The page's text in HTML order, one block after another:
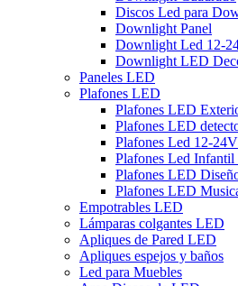
Discos Led para
Downlight Panel
Downlight Led 12-
Downlight LED
Paneles LED
Plafones LED
Plafones LED
Plafones LED
Plafones Led 12-24V
Plafones Led Infantil
Plafones LED
Plafones LED
Empotrables LED
Lámparas colgantes LED
Apliques de Pared LED
Apliques espejos y baños
Led para Muebles